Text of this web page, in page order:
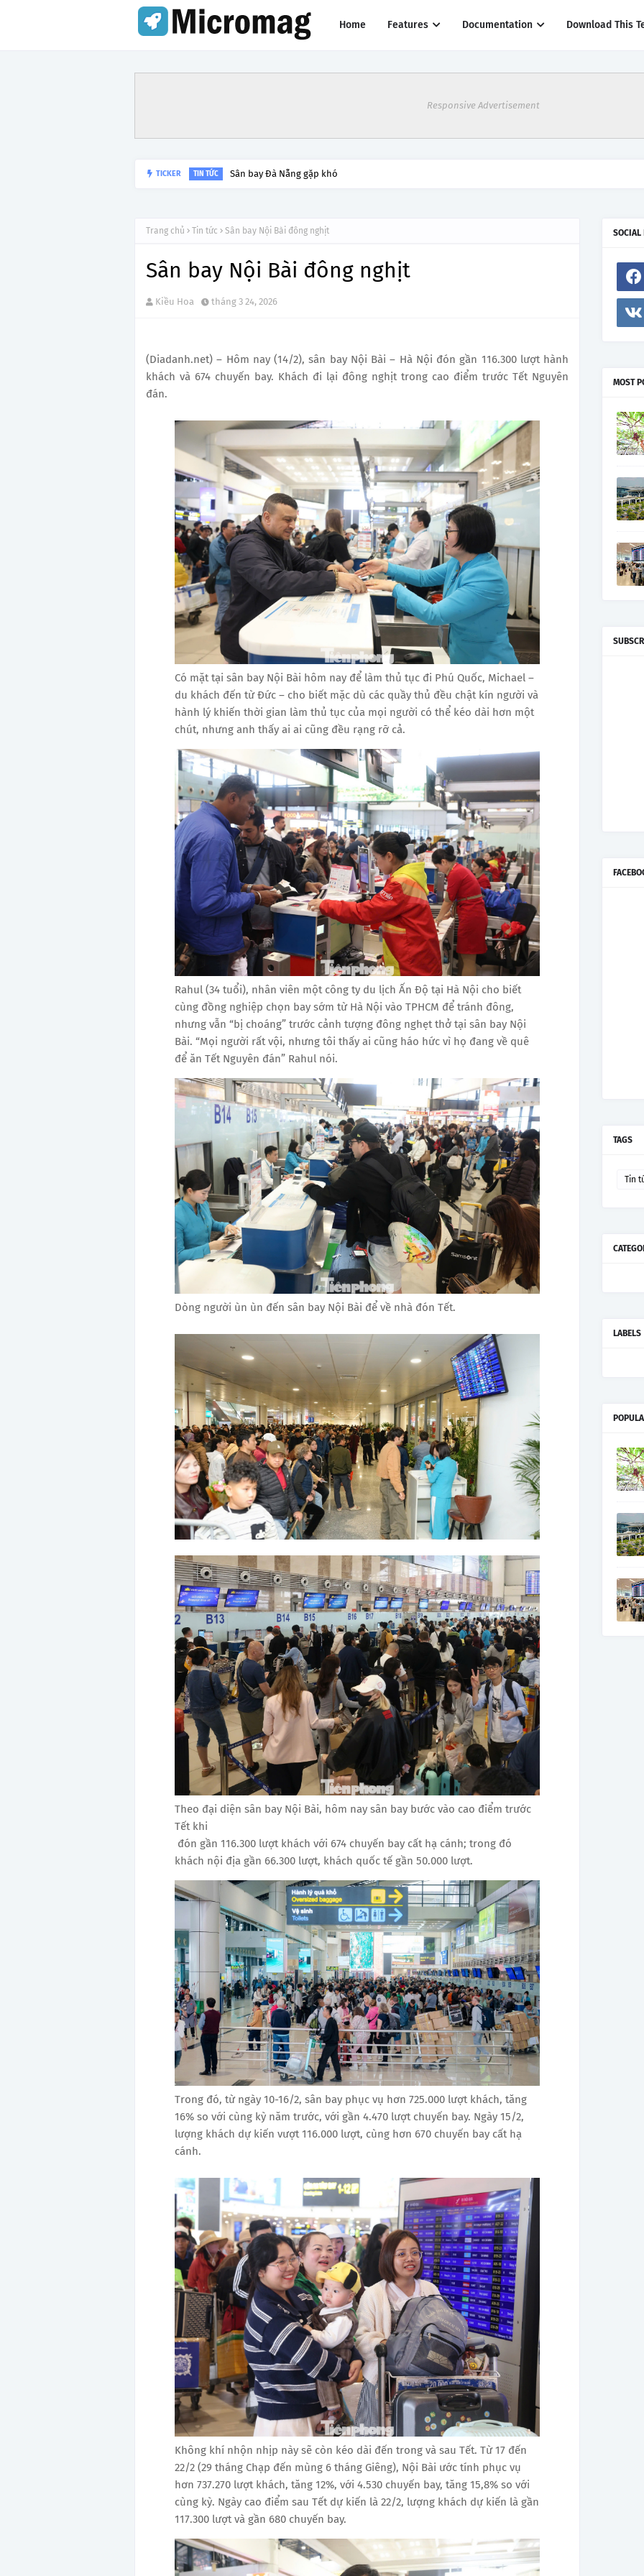
Home Features Documentation Download This
Responsive Advertisement
TICKER TIN TỨC Lý do tạm dừng khai thác một số đường bay từ 1/4
Trang chủ Tin tức Sân bay Nội Bài đông nghịt
Sân bay Nội Bài đông nghịt
Kiều Hoa tháng 3 24, 2026
(Diadanh.net) – Hôm nay (14/2), sân bay Nội Bài – Hà Nội đón gần 116.300 lượt hành
khách và 674 chuyến bay. Khách đi lại đông nghịt trong cao điểm trước Tết Nguyên
đán.
Có mặt tại sân bay Nội Bài hôm nay để làm thủ tục đi Phú Quốc, Michael –
du khách đến từ Đức – cho biết mặc dù các quầy thủ đều chật kín người và
hành lý khiến thời gian làm thủ tục của mọi người có thể kéo dài hơn một
chút , nhưng anh thấy ai ai cũng đều rạng rỡ cả.
Rahul (34 tuổi), nhân viên một công ty du lịch Ấn Độ tại Hà Nội cho biết
cùng đồng nghiệp chọn bay sớm từ Hà Nội vào TPHCM để tránh đông,
nhưng vẫn “bị choáng” trước cảnh tượng đông nghẹt thở tại sân bay Nội
Bài. “Mọi người rất vội, nhưng tôi thấy ai cũng háo hức vì họ đang về quê
để ăn Tết Nguyên đán” Rahul nói.
Dòng người ùn ùn đến sân bay Nội Bài để về nhà đón Tết.
Theo đại diện sân bay Nội Bài, hôm nay sân bay bước vào cao điểm trước
Tết khi
đón gần 116.300 lượt khách với 674 chuyến bay cất hạ cánh; trong đó
khách nội địa gần 66.300 lượt, khách quốc tế gần 50.000 lượt.
Trong đó, từ ngày 10-16/2, sân bay phục vụ hơn 725.000 lượt khách, tăng
16% so với cùng kỳ năm trước, với gần 4.470 lượt chuyến bay. Ngày 15/2,
lượng khách dự kiến vượt 116.000 lượt, cùng hơn 670 chuyến bay cất hạ
cánh.
Không khí nhộn nhịp này sẽ còn kéo dài đến trong và sau Tết. Từ 17 đến
22/2 (29 tháng Chạp đến mùng 6 tháng Giêng), Nội Bài ước tính phục vụ
hơn 737.270 lượt khách, tăng 12%, với 4.530 chuyến bay, tăng 15,8% so với
cùng kỳ. Ngày cao điểm sau Tết dự kiến là 22/2, lượng khách dự kiến là gần
117.300 lượt và gần 680 chuyến bay.
SOCIAL
MOST
TAGS
Tin
LABELS